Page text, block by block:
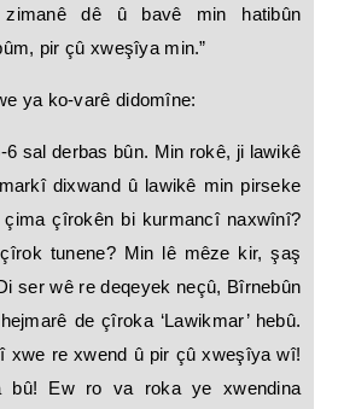
dê û bavê min hatibûn
pir çû xweşîya min.”
ya ko-varê didomîne:
6 sal derbas bûn. Min rokê, ji lawikê
dixwand û lawikê min pirseke
çima çîrokên bi kurmancî naxwînî?
tunene? Min lê mêze kir, şaş
ser wê re deqeyek neçû, Bîrnebûn
de çîroka ‘Lawikmar’ hebû.
xwe re xwend û pir çû xweşîya wî!
bû! Ew ro va roka ye xwendina